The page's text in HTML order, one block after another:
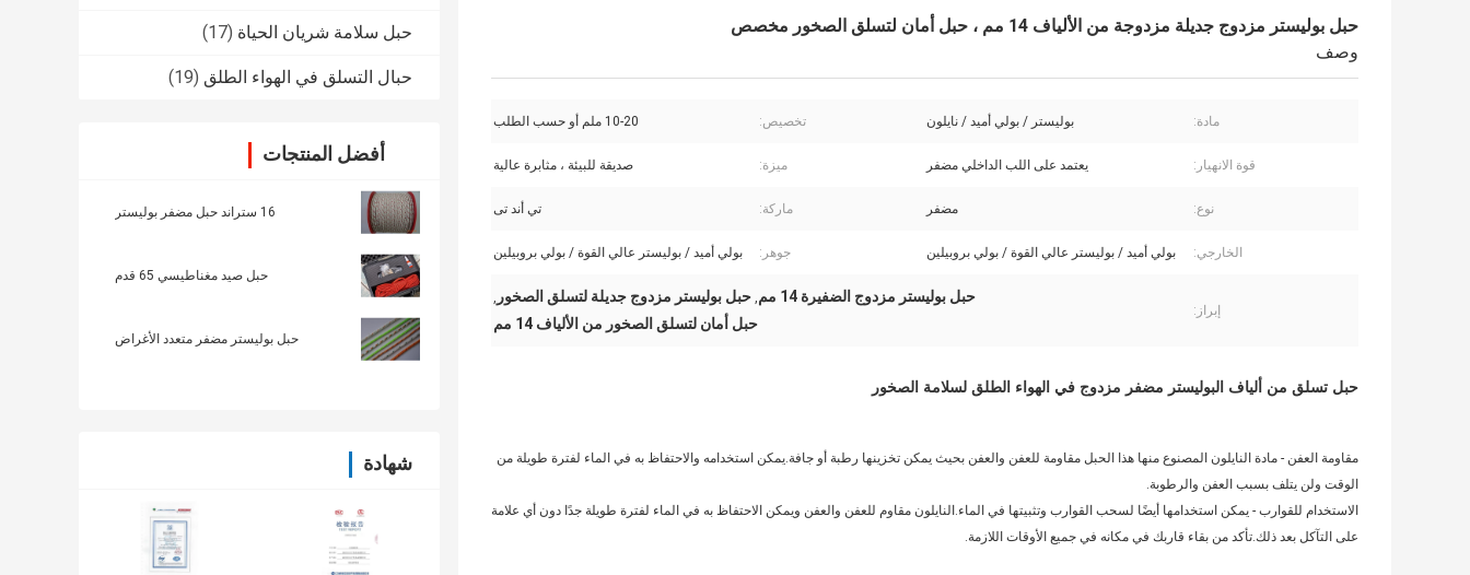
حبل سلامة شريان الحياة (17)
حبال التسلق في الهواء الطلق (19)
أفضل المنتجات
16 ستراند حبل مضفر بوليستر
حبل صيد مغناطيسي 65 قدم
حبل بوليستر مضفر متعدد الأغراض
شهادة
حبل بوليستر مزدوج جديلة مزدوجة من الألياف 14 مم ، حبل أمان لتسلق الصخور مخصص
وصف
مادة: بوليستر / بولي أميد / نايلون تخصيص: 10-20 ملم أو حسب الطلب
قوة الانهيار: يعتمد على اللب الداخلي مضفر ميزة: صديقة للبيئة ، مثابرة عالية
نوع: مضفر ماركة: تي أند تى
الخارجي: بولي أميد / بوليستر عالي القوة / بولي بروبيلين جوهر: بولي أميد / بوليستر عالي القوة / بولي بروبيلين
إبراز:
حبل بوليستر مزدوج الضفيرة 14 مم , حبل بوليستر مزدوج جديلة لتسلق الصخور ,
حبل أمان لتسلق الصخور من الألياف 14 مم
حبل تسلق من ألياف البوليستر مضفر مزدوج في الهواء الطلق لسلامة الصخور
مقاومة العفن - مادة النايلون المصنوع منها هذا الحبل مقاومة للعفن والعفن بحيث يمكن تخزينها رطبة أو جافة.يمكن استخدامه والاحتفاظ به في الماء لفترة طويلة من
الوقت ولن يتلف بسبب العفن والرطوبة.
الاستخدام للقوارب - يمكن استخدامها أيضًا لسحب القوارب وتثبيتها في الماء.النايلون مقاوم للعفن والعفن ويمكن الاحتفاظ به في الماء لفترة طويلة جدًا دون أي علامة
على التآكل بعد ذلك.تأكد من بقاء قاربك في مكانه في جميع الأوقات اللازمة.